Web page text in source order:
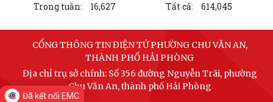
Thông báo Công khai số điện thoại của của đồng chí Bí thư Đảng uỷ,
Chương trình Làm việc của Ủy ban nhân dân phường Chu Văn An năm
Báo cáo Tình hình phát triển kinh tế - xã hội tháng 5 và 5 tháng đầu
Trong tuần:
16,627 Tất cả: 614,045
CỔNG THÔNG TIN ĐIỆN TỬ PHƯỜNG CHU VĂN AN,
THÀNH PHỐ HẢI PHÒNG
Địa chỉ trụ sở chính: Số 356 đường Nguyễn Trãi, phường
Chu Văn An, thành phố Hải Phòng
Đã kết nối EMC